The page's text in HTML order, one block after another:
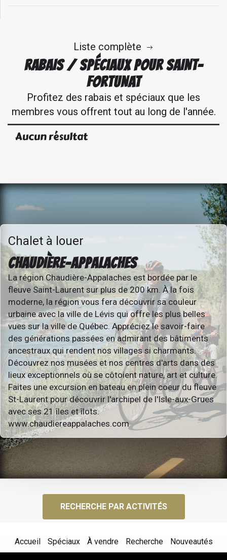
Liste complète
RABAIS / SPÉCIAUX POUR SAINT-
FORTUNAT
Profitez des rabais et spéciaux que les
membres vous offrent tout au long de l'année.
Aucun résultat
Chalet à louer
CHAUDIÈRE-APPALACHES
La région Chaudière-Appalaches est bordée par le
fleuve Saint-Laurent sur plus de 200 km. À la fois
moderne, la région vous fera découvrir sa couleur
urbaine avec la ville de Lévis qui offre les plus belles
vues sur la ville de Québec. Appréciez le savoir-faire
des générations passées en admirant des bâtiments
ancestraux qui rendent nos villages si charmants.
Découvrez nos musées et nos centres d'arts dans des
lieux exceptionnels où se côtoient nature, art et culture.
Faites une excursion en bateau en plein coeur du fleuve
St-Laurent pour découvrir l'archipel de l'Isle-aux-Grues
avec ses 21 îles et îlots.
www.chaudiereappalaches.com
RECHERCHE PAR ACTIVITÉS
Accueil Spéciaux À vendre Recherche Nouveautés